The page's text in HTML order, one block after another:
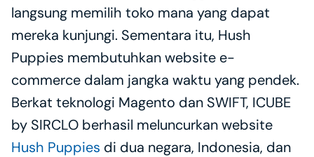
langsung memilih toko mana yang dapat
mereka kunjungi. Sementara itu, Hush
Puppies membutuhkan website e-
commerce dalam jangka waktu yang pendek.
Berkat teknologi Magento dan SWIFT, ICUBE
Hush Puppies di dua negara, Indonesia, dan